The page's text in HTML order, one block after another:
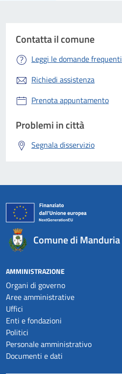
Contatta il comune
Leggi le domande frequenti
Richiedi assistenza
Prenota appuntamento
Problemi in città
Segnala disservizio
Comune di Manduria
AMMINISTRAZIONE
Organi di governo
Aree amministrative
Uffici
Enti e fondazioni
Politici
Personale amministrativo
Documenti e dati